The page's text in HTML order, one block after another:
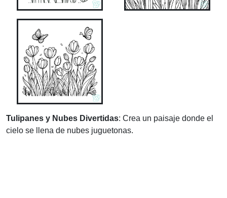
Tulipanes y Nubes Divertidas: Crea un paisaje donde el
cielo se llena de nubes juguetonas.